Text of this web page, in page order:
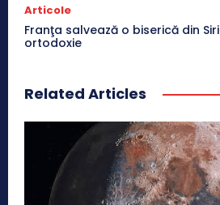
Articole
Franţa salvează o biserică din
ortodoxie
Related Articles